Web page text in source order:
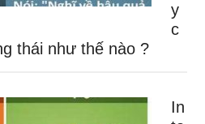
y
c
thái như thế nào ?
In